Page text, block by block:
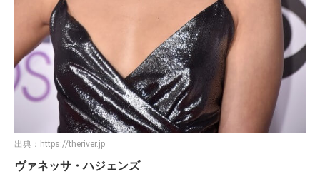
出典： https://theriver.jp
ヴァネッサ・ハジェンズ